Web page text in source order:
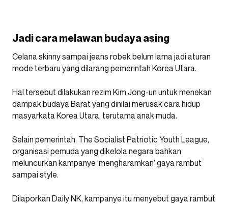
Jadi cara melawan budaya asing
Celana skinny sampai jeans robek belum lama jadi aturan
mode terbaru yang dilarang pemerintah Korea Utara.
Hal tersebut dilakukan rezim Kim Jong-un untuk menekan
dampak budaya Barat yang dinilai merusak cara hidup
masyarkata Korea Utara, terutama anak muda.
Selain pemerintah, The Socialist Patriotic Youth League,
organisasi pemuda yang dikelola negara bahkan
meluncurkan kampanye ‘mengharamkan’ gaya rambut
sampai style.
Dilaporkan Daily NK, kampanye itu menyebut gaya rambut